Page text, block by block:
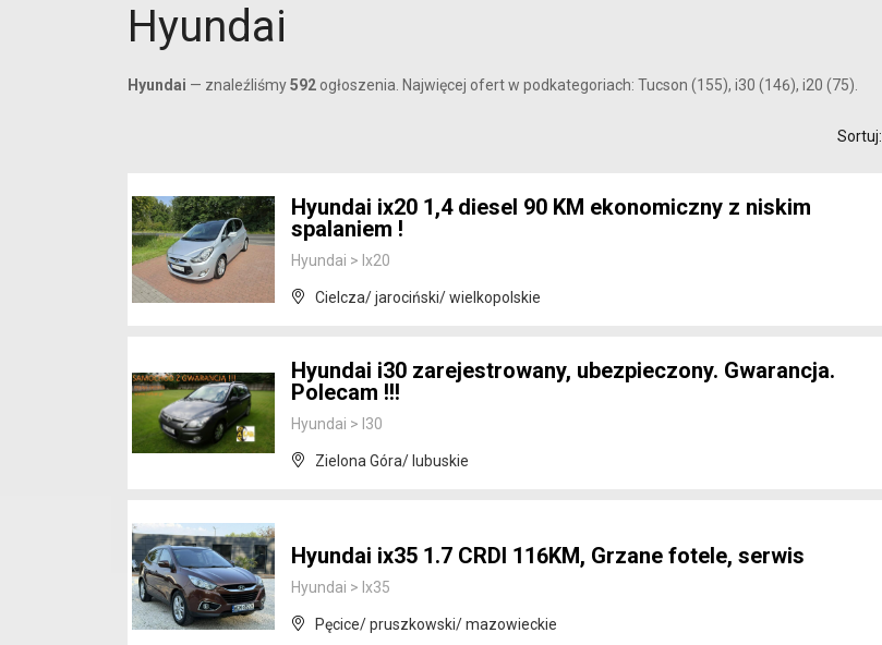
Hyundai
Hyundai — znaleźliśmy592 ogłoszenia. Najwięcej ofert w podkategoriach: Tucson (155), i30 (146), i20 (75).
Sortuj:
Hyundai ix20 1,4 diesel 90 KM ekonomiczny z niskim
spalaniem !
Hyundai > Ix20
Cielcza/ jarociński/ wielkopolskie
Hyundai i30 zarejestrowany, ubezpieczony. Gwarancja.
Polecam !!!
Hyundai > I30
Zielona Góra/ lubuskie
Hyundai ix35 1.7 CRDI 116KM, Grzane fotele, serwis
Hyundai > Ix35
Pęcice/ pruszkowski/ mazowieckie